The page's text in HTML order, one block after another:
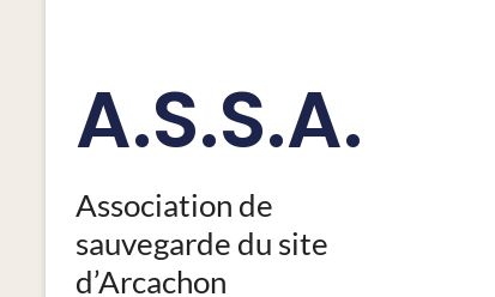
A.S.S.A.
Association de
sauvegarde du site
d’Arcachon